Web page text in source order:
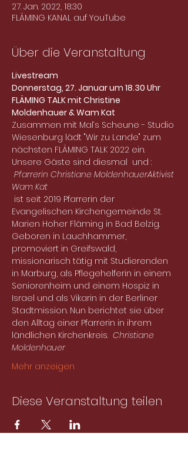
27. Jan. 2022, 18:30
FLÄMING KANAL auf YouTube
Über die Veranstaltung
Livestream
Donnerstag, 27. Januar um 18.30 Uhr
FLÄMING TALK mit Christine
Moldenhauer & Wam Kat
Zusammen mit Mal‘s Scheune - Studio
Wiesenburg lädt "Wir zu Lande" zum
nächsten FLÄMING TALK 2022 ein.
Unsere Gäste sind diesmal und :
Pfarrerin Christiane MoldenhauerAktivist
Wam Kat
Evangelischen Kirchengemeinde St.
Marien Hoher Fläming in Bad Belzig.
Geboren in Lauchhammer,
promoviert in Greifswald,
missionarisch tätig mit Studierenden
in Marburg, als Pflegehelferin in einem
Seniorenheim und einem Hospiz in
Israel und als Vikarin in der Berliner
Stadtmission. Nun berichtet sie über
den Alltag einer Pfarrerin in ihrem
ländlichen Kirchenkreis. Christiane
Moldenhauer
Mehr anzeigen
Diese Veranstaltung teilen